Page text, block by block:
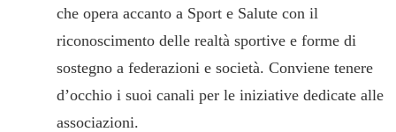
che opera accanto a Sport e Salute con il
riconoscimento delle realtà sportive e forme di
sostegno a federazioni e società. Conviene tenere
d’occhio i suoi canali per le iniziative dedicate alle
associazioni.